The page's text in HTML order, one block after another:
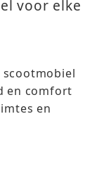
voor elke
scootmobiel
en comfort
en